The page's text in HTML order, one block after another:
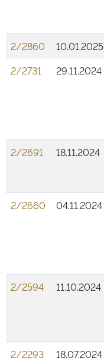
2/2860
10.01.2025
2/2731
29.11.2024
2/2691
18.11.2024
2/2660
04.11.2024
2/2594
11.10.2024
2/2293
18.07.2024